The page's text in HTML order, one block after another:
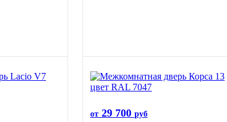
от 29 700 руб